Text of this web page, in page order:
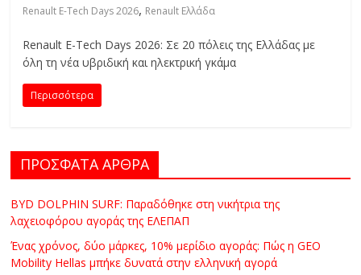
L
&
M
O
R
Renault E-Tech Days 2026, Renault Ελλάδα
Renault E-Tech Days 2026: Σε 20 πόλεις της Ελλάδας με
όλη τη νέα υβριδική και ηλεκτρική γκάμα
Περισσότερα
ΠΡΟΣΦΑΤΑ ΑΡΘΡΑ
BYD DOLPHIN SURF: Παραδόθηκε στη νικήτρια της
λαχειοφόρου αγοράς της ΕΛΕΠΑΠ
Ένας χρόνος, δύο μάρκες, 10% μερίδιο αγοράς: Πώς η GEO
Mobility Hellas μπήκε δυνατά στην ελληνική αγορά